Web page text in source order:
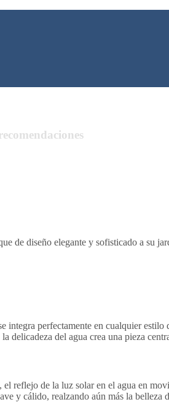
de diseño elegante y sofisticado a su
perfectamente en cualquier
delicadeza del agua crea una pieza
reflejo de la luz solar en el agua en
y cálido, realzando aún más la belleza